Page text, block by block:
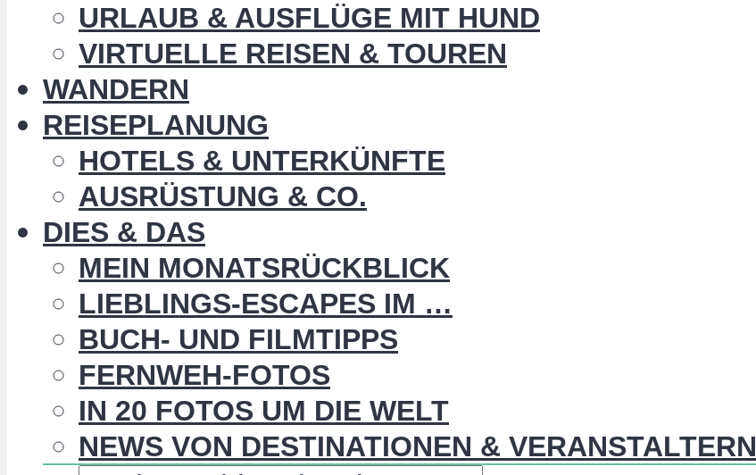
URLAUB & AUSFLÜGE MIT HUND
VIRTUELLE REISEN & TOUREN
WANDERN
REISEPLANUNG
HOTELS & UNTERKÜNFTE
AUSRÜSTUNG & CO.
DIES & DAS
MEIN MONATSRÜCKBLICK
LIEBLINGS-ESCAPES IM …
BUCH- UND FILMTIPPS
FERNWEH-FOTOS
IN 20 FOTOS UM DIE WELT
NEWS VON DESTINATIONEN & VERANSTALTERN